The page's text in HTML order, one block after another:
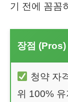
기 전에 꼼꼼
장점 (Pros)
청약 자
위 100% 유